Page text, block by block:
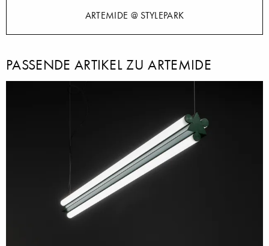
ARTEMIDE @ STYLEPARK
PASSENDE ARTIKEL ZU ARTEMIDE